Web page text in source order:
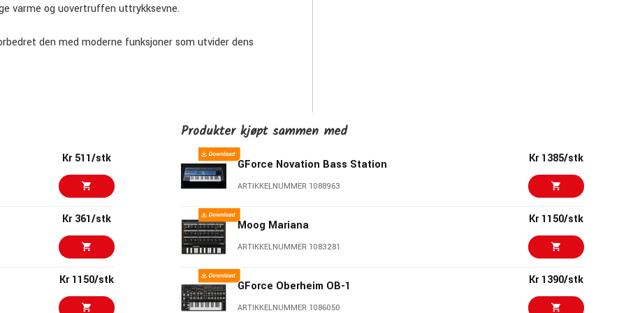
varme og uovertruffen uttrykksevne.
den med moderne funksjoner som utvider dens
lyden av CS-80, integrert med innovative verktøy som
som Stevie Wonder og Vangelis, og definerte en æra av
moderne forbedringer.
leads med letthet.
sikrer ubegrensede kreative muligheter for produsenter
Kr 511/stk
Kr 361/stk
Kr 1150/stk
Produkter kjøpt sammen med
GForce Novation Bass Station
ARTIKKELNUMMER 1088963
Kr 1385/stk
Moog Mariana
ARTIKKELNUMMER 1083281
Kr 1150/stk
GForce Oberheim OB-1
ARTIKKELNUMMER 1086050
Kr 1390/stk